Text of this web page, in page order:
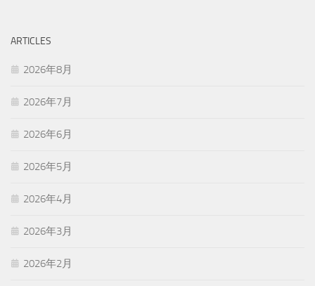
ARTICLES
2026年8月
2026年7月
2026年6月
2026年5月
2026年4月
2026年3月
2026年2月